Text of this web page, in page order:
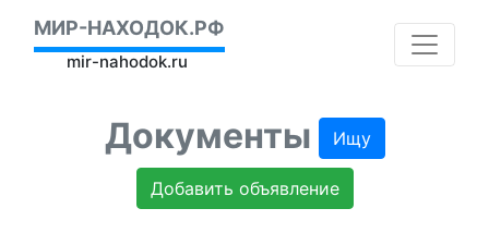
МИР-НАХОДОК.РФ
mir-nahodok.ru
Документы Ищу
Добавить объявление